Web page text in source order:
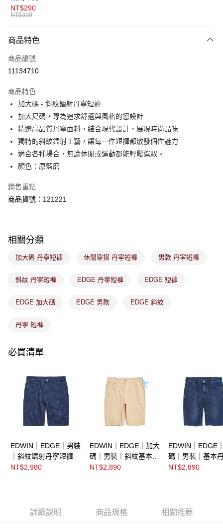
２．便利：只要手機號碼，簡訊認證，即可結帳。
３．安心：先確認商品／服務後，再付款。
１．於結帳方式選擇「AFTEE先享後付」後，將跳轉至「AFTEE先享後付」
２．訂單成立數日內，您將收到繳費通知簡訊。
３．收到繳費通知簡訊後14天內，點擊此簡訊中的連結，可透過四大超商／
購買商品的店家。未經商家同意取消之訂單仍視為有效，需透過AFTEE先享
後付繳納相關費用。
※ 交易是否成功請以「AFTEE先享後付 」之結帳頁面顯示為準，若有關於
是否繳費成功／繳費後需取消欲退款等相關疑問，請聯繫「AFTEE先享後付
客戶支援中心」https://netprotections.freshdesk.com/support/home
１．透過由恩沛科技股份有限公司提供之「AFTEE先享後付」服務完成之交
易，需依本服務之必要範圍內提供個人資料，並將交易相關給付款項請求債
２．關於個人資料處理事宜，請瀏覽以下網址：
３．未成年的使用者請事先徵得法定代理人或監護人之同意方可使用
時審查核予不同之上限額度；若仍有額度不足之情形，本公司將視審查結果
５．嚴禁一人註冊多個帳號或使用他人資訊註冊。若發現惡意使用之情形，
全家取貨付款
免運費
免運費
付款後萊爾富取貨
免運費
7-11取貨付款
免運費
免運費
付款後門市取貨
免運費
NT$290
NT$390
商品特色
商品編號
11134710
商品特色
加大碼 - 斜紋鐳射丹寧短褲
加大尺碼，專為追求舒適與風格的您設計
精選高品質丹寧面料，結合現代設計，展現時尚品味
獨特的斜紋鐳射工藝，讓每一件短褲都散發個性魅力
適合各種場合，無論休閒或運動都能輕鬆駕馭。
顏色：原藍磨
銷售重點
商品貨號：121221
相關分類
加大碼 丹寧短褲 休閒穿搭 丹寧短褲 男款 丹寧短褲
斜紋 丹寧短褲 EDGE 丹寧短褲 EDGE 短褲
EDGE 加大碼 EDGE 男款 EDGE 斜紋
丹寧 短褲
必買清單
EDWIN｜EDGE｜男裝
｜斜紋鐳射丹寧短褲
NT$2,980
EDWIN｜EDGE｜加大
碼｜男裝｜斜紋基本色
丹寧短褲
NT$2,890
EDWIN｜EDGE
碼｜男裝｜基本
褲
NT$2,890
詳細說明 商品規格 相關推薦